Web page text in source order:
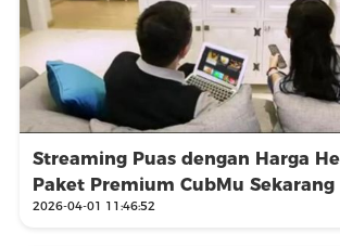
DetikEvent
Streaming Puas dengan Harga
Paket Premium CubMu Sekarang
2026-04-01 11:46:52